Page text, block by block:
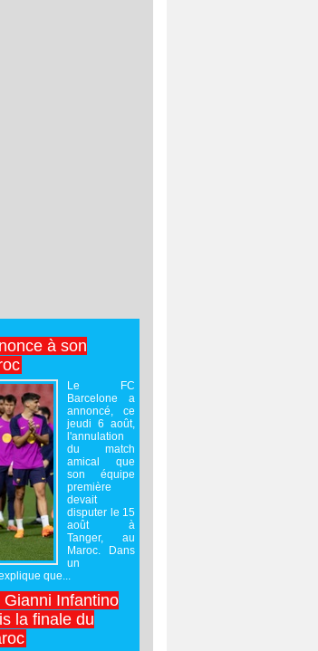
à son
Le FC
Barcelone a
annoncé, ce
jeudi 6 août,
l'annulation
du match
amical que
son équipe
première
devait
disputer le 15
août à
Tanger, au
Maroc. Dans
un
que...
Infantino
la finale du